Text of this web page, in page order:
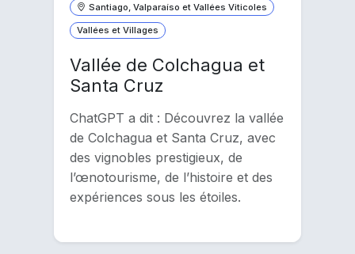
Santiago, Valparaíso et Vallées Viticoles
Vallées et Villages
Vallée de Colchagua et
Santa Cruz
ChatGPT a dit : Découvrez la vallée
de Colchagua et Santa Cruz, avec
des vignobles prestigieux, de
l’œnotourisme, de l’histoire et des
expériences sous les étoiles.